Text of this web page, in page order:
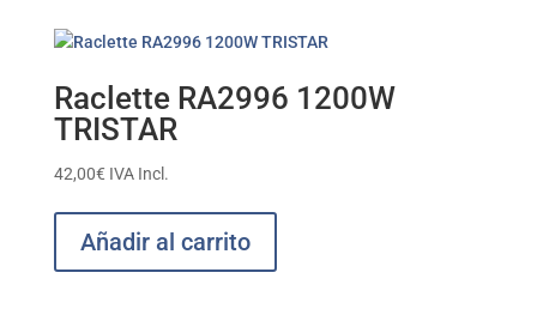
Raclette RA2996 1200W
TRISTAR
42,00€ IVA Incl.
Añadir al carrito